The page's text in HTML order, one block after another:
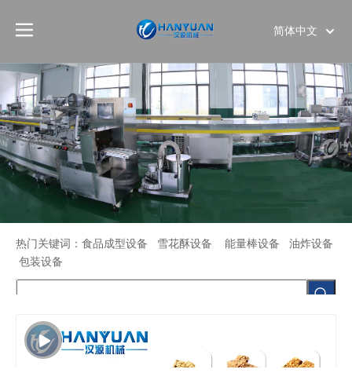
简体中文
全自动能量棒生产线
首页 » 产品展示 » 食品生产线 » 能量棒/蛋白棒生产线
热门关键词：食品成型设备 雪花酥设备 能量棒设备 油炸设备
包装设备